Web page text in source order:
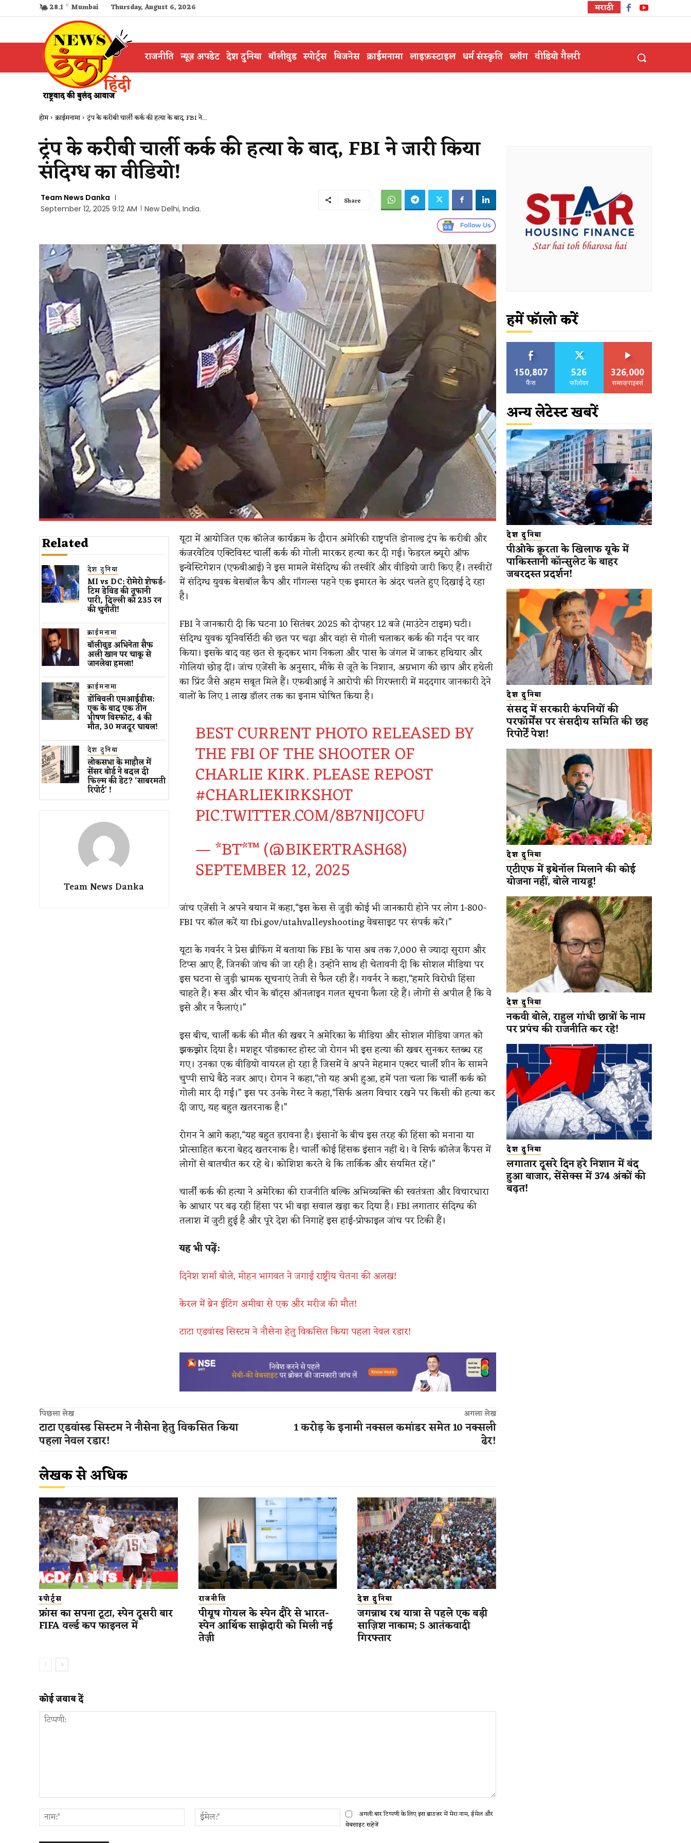
28.1 C Mumbai Thursday, August 6, 2026 मराठी
राजनीति न्यूज़ अपडेट देश दुनिया बॉलीवुड स्पोर्ट्स बिजनेस क्राईमनामा लाइफ़स्टाइल धर्म संस्कृति ब्लॉग वीडियो गैलरी
होम क्राईमनामा ट्रंप के करीबी चार्ली कर्क की हत्या के बाद, FBI ने...
ट्रंप के करीबी चार्ली कर्क की हत्या के बाद, FBI ने जारी किया
संदिग्ध का वीडियो!
Team News Danka
September 12, 2025 9:12 AM
New Delhi, India.
Share
Related
देश दुनिया
MI vs DC: रोमेरो शेफर्ड-
टिम डेविड की तूफानी
पारी, दिल्ली को 235 रन
की चुनौती!
क्राईमनामा
बॉलीवुड​ अभिनेता सैफ
अली खान पर चाकू से ​
जानलेवा हमला​!
क्राईमनामा
डोंबिवली एमआईडीस:
एक के बाद एक तीन
भीषण विस्फोट, 4 की
मौत, 30 मजदूर घायल!
देश दुनिया
लोकसभा के माहौल में
सेंसर बोर्ड ने बदल दी
फिल्म की डेट? ‘साबरमती
रिपोर्ट’ !
Team News Danka
यूटा में आयोजित एक कॉलेज कार्यक्रम के दौरान अमेरिकी राष्ट्रपति डोनाल्ड ट्रंप के करीबी और
कंजरवेटिव एक्टिविस्ट चार्ली कर्क की गोली मारकर हत्या कर दी गई। फेडरल ब्यूरो ऑफ
इन्वेस्टिगेशन (एफबीआई) ने इस मामले मेंसंदिग्ध की तस्वीरें और वीडियो जारी किए हैं। तस्वीरों
में संदिग्ध युवक बेसबॉल कैप और गॉगल्स पहने एक इमारत के अंदर चलते हुए दिखाई दे रहा
है।
FBI ने जानकारी दी कि घटना 10 सितंबर 2025 को दोपहर 12 बजे (माउंटेन टाइम) घटी।
संदिग्ध युवक यूनिवर्सिटी की छत पर चढ़ा और वहां से गोली चलाकर कर्क की गर्दन पर वार
किया। इसके बाद वह छत से कूदकर भाग निकला और पास के जंगल में जाकर हथियार और
गोलियां छोड़ दीं। जांच एजेंसी के अनुसार, मौके से जूते के निशान, अग्रभाग की छाप और हथेली
का प्रिंट जैसे अहम सबूत मिले हैं। एफबीआई ने आरोपी की गिरफ्तारी में मददगार जानकारी देने
वालों के लिए 1 लाख डॉलर तक का इनाम घोषित किया है।
BEST CURRENT PHOTO RELEASED BY
THE FBI OF THE SHOOTER OF
CHARLIE KIRK. PLEASE REPOST
#CHARLIEKIRKSHOT
PIC.TWITTER.COM/8B7NIJCOFU
— *BT*™️ (@BIKERTRASH68)
SEPTEMBER 12, 2025
जांच एजेंसी ने अपने बयान में कहा,“इस केस से जुड़ी कोई भी जानकारी होने पर लोग 1-800-
FBI पर कॉल करें या fbi.gov/utahvalleyshooting वेबसाइट पर संपर्क करें।”
यूटा के गवर्नर ने प्रेस ब्रीफिंग में बताया कि FBI के पास अब तक 7,000 से ज्यादा सुराग और
टिप्स आए हैं, जिनकी जांच की जा रही है। उन्होंने साथ ही चेतावनी दी कि सोशल मीडिया पर
इस घटना से जुड़ी भ्रामक सूचनाएं तेजी से फैल रही हैं। गवर्नर ने कहा,“हमारे विरोधी हिंसा
चाहते हैं। रूस और चीन के बॉट्स ऑनलाइन गलत सूचना फैला रहे हैं। लोगों से अपील है कि वे
इसे और न फैलाएं।”
इस बीच, चार्ली कर्क की मौत की खबर ने अमेरिका के मीडिया और सोशल मीडिया जगत को
झकझोर दिया है। मशहूर पॉडकास्ट होस्ट जो रोगन भी इस हत्या की खबर सुनकर स्तब्ध रह
गए। उनका एक वीडियो वायरल हो रहा है जिसमें वे अपने मेहमान एक्टर चार्ली शीन के सामने
चुप्पी साधे बैठे नजर आए। रोगन ने कहा,“तो यह अभी हुआ, हमें पता चला कि चार्ली कर्क को
गोली मार दी गई।” इस पर उनके गेस्ट ने कहा,“सिर्फ अलग विचार रखने पर किसी की हत्या कर
दी जाए, यह बहुत खतरनाक है।”
रोगन ने आगे कहा,“यह बहुत डरावना है। इंसानों के बीच इस तरह की हिंसा को मनाना या
प्रोत्साहित करना बेहद खतरनाक है। चार्ली कोई हिंसक इंसान नहीं थे। वे सिर्फ कॉलेज कैंपस में
लोगों से बातचीत कर रहे थे। कोशिश करते थे कि तार्किक और संयमित रहें।”
चार्ली कर्क की हत्या ने अमेरिका की राजनीति बल्कि अभिव्यक्ति की स्वतंत्रता और विचारधारा
के आधार पर बढ़ रही हिंसा पर भी बड़ा सवाल खड़ा कर दिया है। FBI लगातार संदिग्ध की
तलाश में जुटी हुई है और पूरे देश की निगाहें इस हाई-प्रोफाइल जांच पर टिकी हैं।
यह भी पढ़ें:
दिनेश शर्मा बोले, मोहन भागवत ने जगाई राष्ट्रीय चेतना की अलख!
केरल में ब्रेन ईटिंग अमीबा से एक और मरीज की मौत!
टाटा एडवांस्ड सिस्टम ने नौसेना हेतु विकसित किया पहला नेवल रडार!
पिछला लेख
टाटा एडवांस्ड सिस्टम ने नौसेना हेतु विकसित किया
पहला नेवल रडार!
अगला लेख
1 करोड़ के इनामी नक्सल कमांडर समेत 10 नक्सली
ढेर!
लेखक से अधिक
स्पोर्ट्स
फ्रांस का सपना टूटा, स्पेन दूसरी बार
FIFA वर्ल्ड कप फाइनल में
राजनीति
पीयूष गोयल के स्पेन दौरे से भारत-
स्पेन आर्थिक साझेदारी को मिली नई
तेज़ी
देश दुनिया
जगन्नाथ रथ यात्रा से पहले एक बड़ी
साज़िश नाकाम; 5 आतंकवादी
गिरफ्तार
कोई जवाब दें
नाम:*
ईमेल:*अगली बार टिप्पणी के लिए इस ब्राउज़र में मेरा नाम, ईमेल और
वेबसाइट सहेजें
हमें फॉलो करें
150,807
फैंस
526
फॉलोवर
326,000
सब्सक्राइबर्स
अन्य लेटेस्ट खबरें
देश दुनिया
पीओके क्रूरता के खिलाफ यूके में
पाकिस्तानी कॉन्सुलेट के बाहर
जबरदस्त प्रदर्शन!
देश दुनिया
संसद में सरकारी कंपनियों की
परफॉर्मेंस पर संसदीय समिति की छह
रिपोर्टें पेश!
देश दुनिया
एटीएफ में इथेनॉल मिलाने की कोई
योजना नहीं, बोले नायडू!
देश दुनिया
नकवी बोले, राहुल गांधी छात्रों के नाम
पर प्रपंच की राजनीति कर रहे!
देश दुनिया
लगातार दूसरे दिन हरे निशान में बंद
हुआ बाजार, सेंसेक्स में 374 अंकों की
बढ़त!